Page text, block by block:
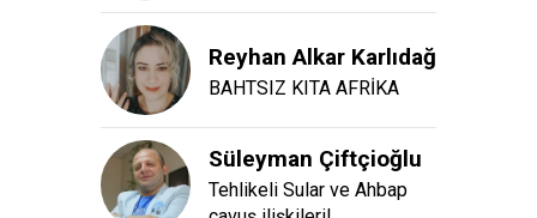
Reyhan Alkar Karlıdağ
BAHTSIZ KITA AFRİKA
Süleyman Çiftçioğlu
Tehlikeli Sular ve Ahbap